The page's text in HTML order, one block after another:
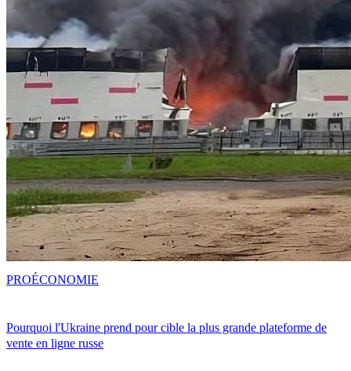
Pourquoi l'Ukraine prend pour cible la plus grande plateforme de
vente en ligne russe
PROÉCONOMIE